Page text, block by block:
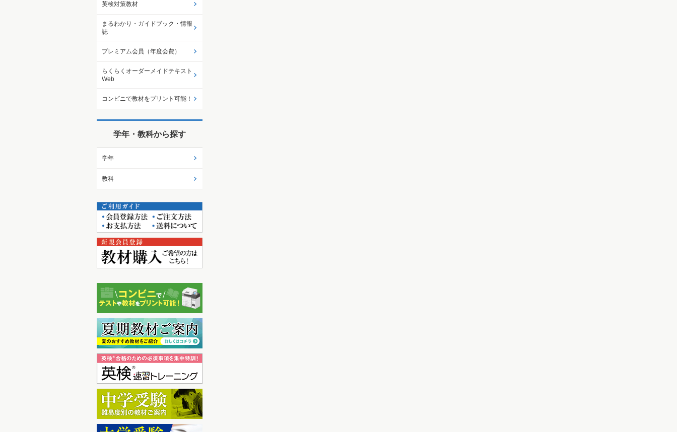
英検対策教材
まるわかり・ガイドブック・情報
誌
プレミアム会員（年度会費）
らくらくオーダーメイドテキスト
Web
コンビニで教材をプリント可能！
学年・教科から探す
学年
教科